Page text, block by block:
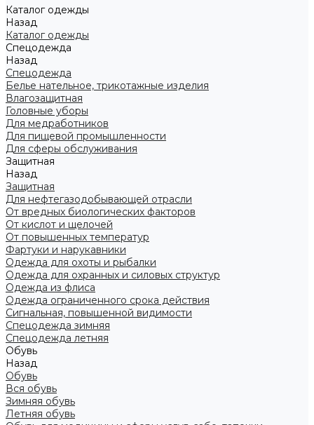
Каталог одежды
Назад
Каталог одежды
Спецодежда
Назад
Спецодежда
Белье нательное, трикотажные изделия
Влагозащитная
Головные уборы
Для медработников
Для пищевой промышленности
Для сферы обслуживания
Защитная
Назад
Защитная
Для нефтегазодобывающей отрасли
От вредных биологических факторов
От кислот и щелочей
От повышенных температур
Фартуки и нарукавники
Одежда для охоты и рыбалки
Одежда для охранных и силовых структур
Одежда из флиса
Одежда ограниченного срока действия
Сигнальная, повышенной видимости
Спецодежда зимняя
Спецодежда летняя
Обувь
Назад
Обувь
Вся обувь
Зимняя обувь
Летняя обувь